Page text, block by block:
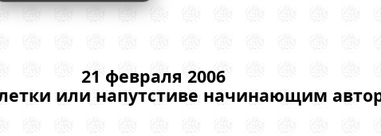
21 февраля 2006
или напутстиве начинающим